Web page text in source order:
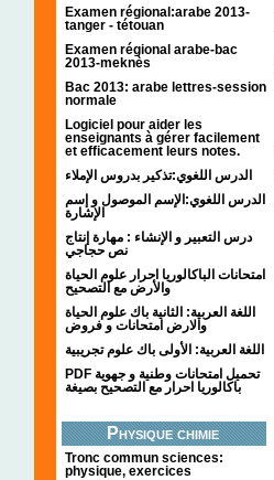
Examen régional:arabe 2013-
tanger - tétouan
Examen régional arabe-bac
2013-meknès
Bac 2013: arabe lettres-session
normale
Logiciel pour aider les
enseignants à gérer facilement
et efficacement leurs notes.
الدرس اللغوي:تذكير بدروس الإملاء
الدرس اللغوي:الإسم الموصول و إسم
الإشارة
درس التعبير و الإنشاء : مهارة إنتاج
نص حجاجي
امتحانات الباكالوريا احرار علوم الحياة
والأرض مع التصحيح
اللغة العربية: الثانية باك علوم الحياة
والارض امتحانات و فروض
اللغة العربية: الأولى باك علوم تجريبية
PDF تحميل امتحانات وطنية و جهوية
باكالوريا احرار مع التصحيح بصيغة
Physique chimie
Tronc commun sciences:
physique, exercices